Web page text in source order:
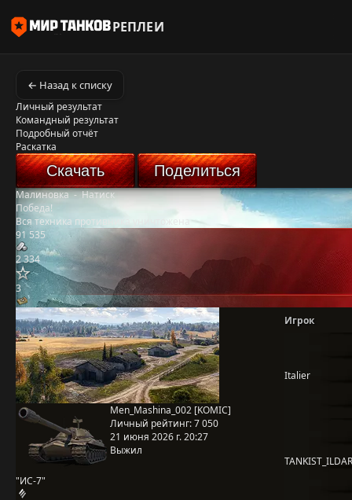
РЕПЛЕИ
← Назад к списку
Личный результат
Командный результат
Подробный отчёт
Раскатка
Скачать Поделиться
Малиновка-Натиск
Победа!
Вся техника противника уничтожена
91 535
2 334
3
"ИС-7"
Men_Mashina_002 [KOMIC]
Личный рейтинг:7 050
21 июня 2026 г. 20:27
Выжил
Игрок
Italier